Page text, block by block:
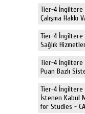
Tier-4 İngiltere
Çalışma Hakkı
Tier-4 İngiltere
Sağlık
Tier-4 İngiltere
Puan Bazlı
Tier-4 İngiltere
İstenen Kabul
for Studies -